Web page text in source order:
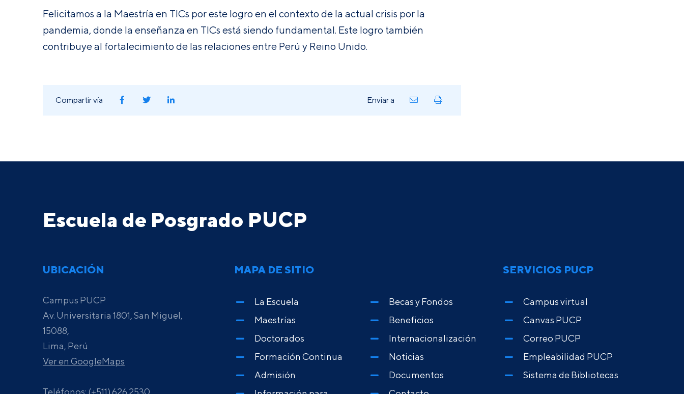
Felicitamos a la Maestría en TICs por este logro en el contexto de la actual crisis por la
pandemia, donde la enseñanza en TICs está siendo fundamental. Este logro también
contribuye al fortalecimiento de las relaciones entre Perú y Reino Unido.
Compartir vía Enviar a
Escuela de Posgrado PUCP
UBICACIÓN
Campus PUCP
Av. Universitaria 1801, San Miguel,
15088,
Lima, Perú
Ver en GoogleMaps
Teléfonos: (+511) 626 2530
MAPA DE SITIO
La Escuela
Maestrías
Doctorados
Formación Continua
Admisión
Becas y Fondos
Beneficios
Internacionalización
Noticias
Documentos
SERVICIOS PUCP
Campus virtual
Canvas PUCP
Correo PUCP
Empleabilidad PUCP
Sistema de Bibliotecas